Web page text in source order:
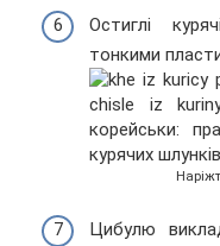
Остиглі
тонкими
Цибулю